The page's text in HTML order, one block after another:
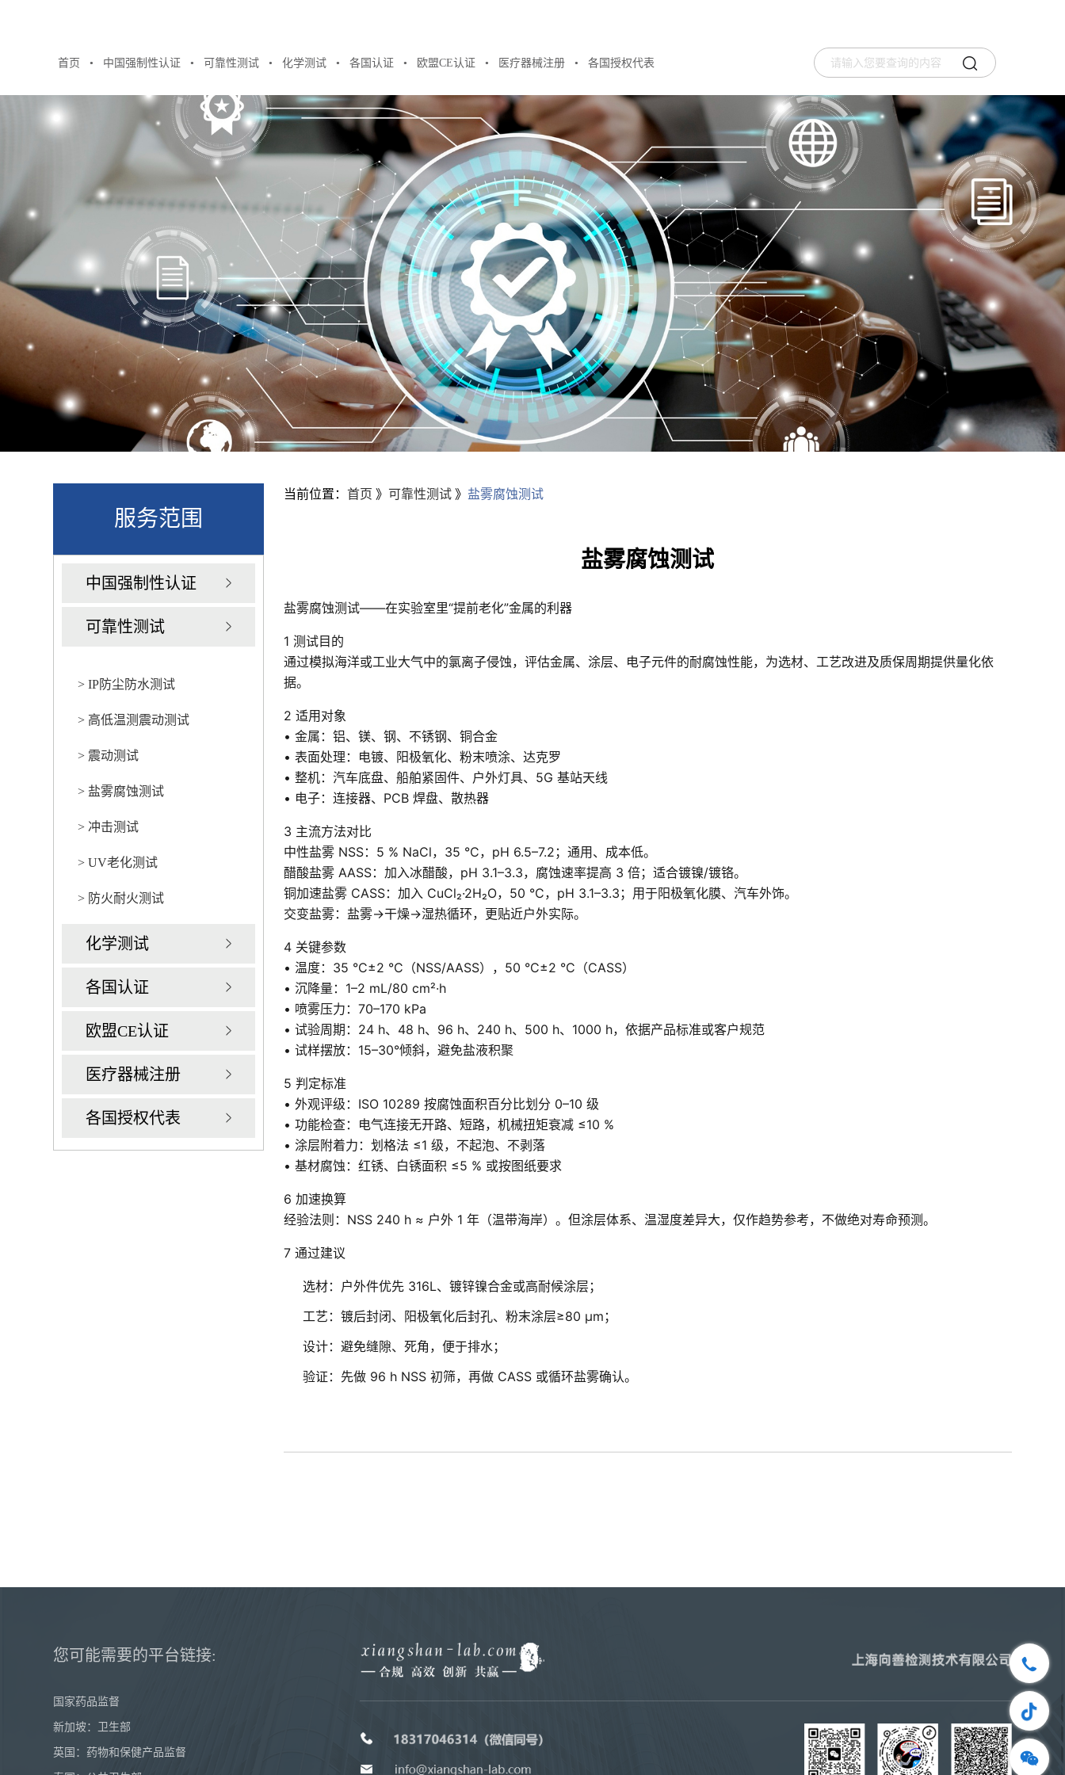
首页 ● 中国强制性认证 ● 可靠性测试 ● 化学测试 ● 各国认证 ● 欧盟CE认证 ● 医疗器械注册 ● 各国授权代表
服务范围
中国强制性认证
可靠性测试
> IP防尘防水测试
> 高低温测震动测试
> 震动测试
> 盐雾腐蚀测试
> 冲击测试
> UV老化测试
> 防火耐火测试
化学测试
各国认证
欧盟CE认证
医疗器械注册
各国授权代表
当前位置： 首页 》 可靠性测试》 盐雾腐蚀测试
盐雾腐蚀测试
盐雾腐蚀测试——在实验室里“提前老化”金属的利器
1 测试目的
通过模拟海洋或工业大气中的氯离子侵蚀，评估金属、涂层、电子元件的耐腐蚀性能，为选材、工艺改进及质保周期提供量化依
据。
2 适用对象
• 金属：铝、镁、钢、不锈钢、铜合金
• 表面处理：电镀、阳极氧化、粉末喷涂、达克罗
• 整机：汽车底盘、船舶紧固件、户外灯具、5G 基站天线
• 电子：连接器、PCB 焊盘、散热器
3 主流方法对比
中性盐雾 NSS：5 % NaCl，35 °C，pH 6.5–7.2；通用、成本低。
醋酸盐雾 AASS：加入冰醋酸，pH 3.1–3.3，腐蚀速率提高 3 倍；适合镀镍/镀铬。
铜加速盐雾 CASS：加入 CuCl₂·2H₂O，50 °C，pH 3.1–3.3；用于阳极氧化膜、汽车外饰。
交变盐雾：盐雾→干燥→湿热循环，更贴近户外实际。
4 关键参数
• 温度：35 °C±2 °C（NSS/AASS），50 °C±2 °C（CASS）
• 沉降量：1–2 mL/80 cm²·h
• 喷雾压力：70–170 kPa
• 试验周期：24 h、48 h、96 h、240 h、500 h、1000 h，依据产品标准或客户规范
• 试样摆放：15–30°倾斜，避免盐液积聚
5 判定标准
• 外观评级：ISO 10289 按腐蚀面积百分比划分 0–10 级
• 功能检查：电气连接无开路、短路，机械扭矩衰减 ≤10 %
• 涂层附着力：划格法 ≤1 级，不起泡、不剥落
• 基材腐蚀：红锈、白锈面积 ≤5 % 或按图纸要求
6 加速换算
经验法则：NSS 240 h ≈ 户外 1 年（温带海岸）。但涂层体系、温湿度差异大，仅作趋势参考，不做绝对寿命预测。
7 通过建议
选材：户外件优先 316L、镀锌镍合金或高耐候涂层；
工艺：镀后封闭、阳极氧化后封孔、粉末涂层≥80 µm；
设计：避免缝隙、死角，便于排水；
验证：先做 96 h NSS 初筛，再做 CASS 或循环盐雾确认。
您可能需要的平台链接:
国家药品监督
新加坡：卫生部
英国：药物和保健产品监督